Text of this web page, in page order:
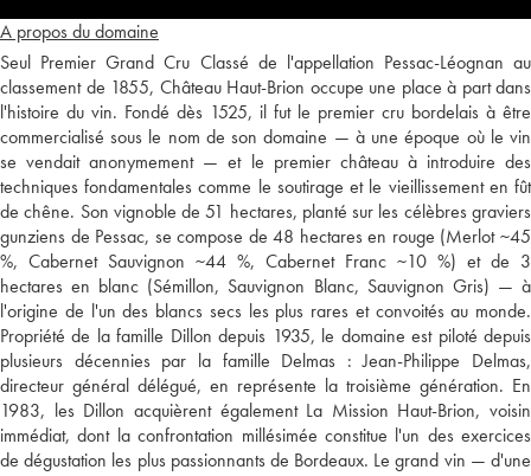
A propos du domaine
Seul Premier Grand Cru Classé de l'appellation Pessac-Léognan au
classement de 1855, Château Haut-Brion occupe une place à part dans
l'histoire du vin. Fondé dès 1525, il fut le premier cru bordelais à être
commercialisé sous le nom de son domaine — à une époque où le vin
se vendait anonymement — et le premier château à introduire des
techniques fondamentales comme le soutirage et le vieillissement en fût
de chêne. Son vignoble de 51 hectares, planté sur les célèbres graviers
gunziens de Pessac, se compose de 48 hectares en rouge (Merlot ~45
%, Cabernet Sauvignon ~44 %, Cabernet Franc ~10 %) et de 3
hectares en blanc (Sémillon, Sauvignon Blanc, Sauvignon Gris) — à
l'origine de l'un des blancs secs les plus rares et convoités au monde.
Propriété de la famille Dillon depuis 1935, le domaine est piloté depuis
plusieurs décennies par la famille Delmas : Jean-Philippe Delmas,
directeur général délégué, en représente la troisième génération. En
1983, les Dillon acquièrent également La Mission Haut-Brion, voisin
immédiat, dont la confrontation millésimée constitue l'un des exercices
de dégustation les plus passionnants de Bordeaux. Le grand vin — d'une